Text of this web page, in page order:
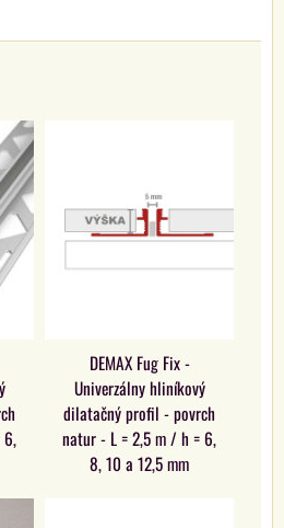
6,
DEMAX Fug Fix -
Univerzálny hliníkový
dilatačný profil - povrch
natur - L = 2,5 m / h = 6,
8, 10 a 12,5 mm